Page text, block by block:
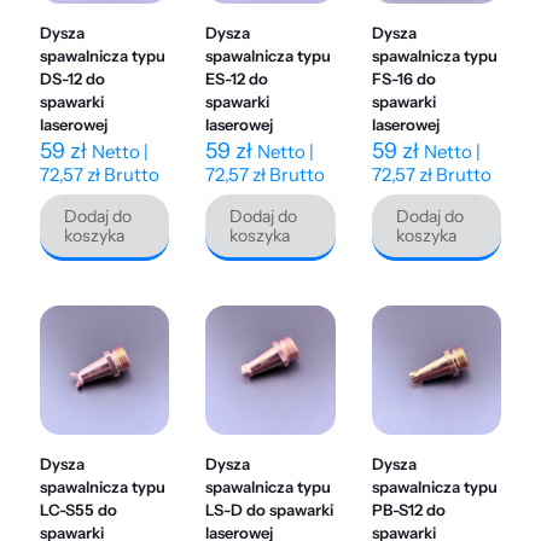
Dysza
spawalnicza typu
DS-12 do
spawarki
laserowej
59 zł Netto |
72,57zł Brutto
Dodaj do
koszyka
Dysza
spawalnicza typu
ES-12 do
spawarki
laserowej
59 zł Netto |
72,57zł Brutto
Dodaj do
koszyka
Dysza
spawalnicza typu
FS-16 do
spawarki
laserowej
59 zł Netto |
72,57złBrutto
Dodaj do
koszyka
Dysza
spawalnicza typu
LC-S55 do
spawarki
Dysza
spawalnicza typu
LS-D do spawarki
laserowej
Dysza
spawalnicza typu
PB-S12 do
spawarki